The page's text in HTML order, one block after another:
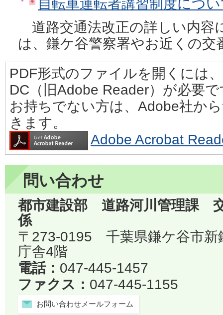
自転車運転者講習制度につ
道路交通法改正の詳しい内容
は、鎌ケ谷警察署やお近くの
PDF形式のファイルを開くには
DC（旧Adobe Reader）が必要
お持ちでない方は、Adobe社か
きます。
Adobe Acrobat
問い合わせ
都市建設部 道路河川管理課
係
〒273-0195 千葉県鎌ケ谷市
庁舎4階
電話： 047-445-1457
ファクス： 047-445-1155
お問い合わせメールフォーム